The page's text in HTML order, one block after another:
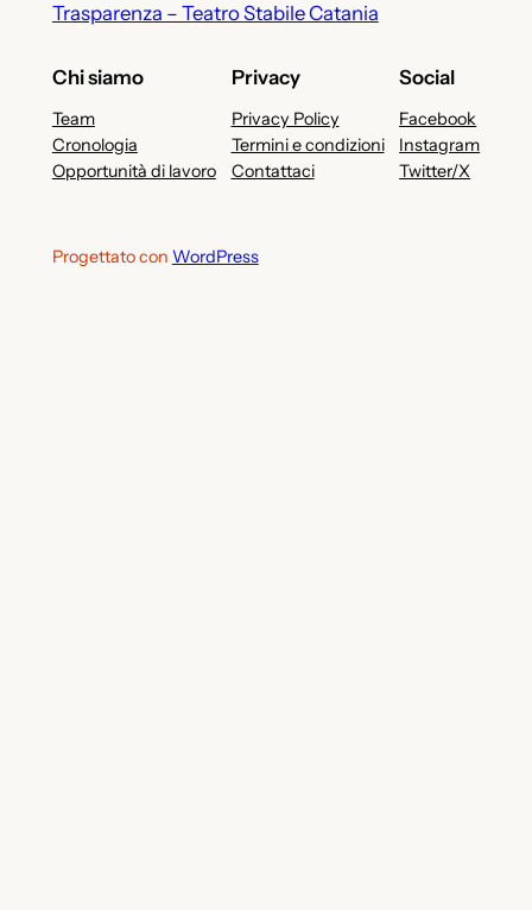
Trasparenza – Teatro Stabile Catania
Chi siamo
Team
Cronologia
Opportunità di lavoro
Privacy
Privacy Policy
Termini e condizioni
Contattaci
Social
Facebook
Instagram
Twitter/X
Progettato con WordPress